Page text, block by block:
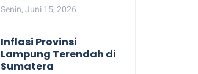
Senin, Juni 15, 2026
Inflasi Provinsi
Lampung Terendah di
Sumatera